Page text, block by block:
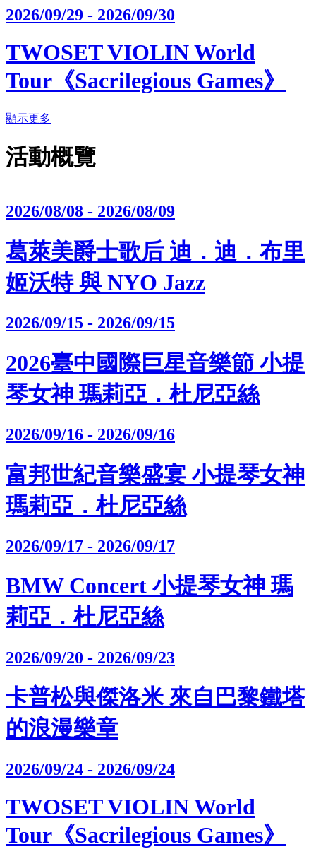
2026/09/29 - 2026/09/30
TWOSET VIOLIN World
Tour《Sacrilegious Games》
顯示更多
活動概覽
2026/08/08 - 2026/08/09
葛萊美爵士歌后 迪．迪．布里
姬沃特 與 NYO Jazz
2026/09/15 - 2026/09/15
2026臺中國際巨星音樂節 小提
琴女神 瑪莉亞．杜尼亞絲
2026/09/16 - 2026/09/16
富邦世紀音樂盛宴 小提琴女神
瑪莉亞．杜尼亞絲
2026/09/17 - 2026/09/17
BMW Concert 小提琴女神 瑪
莉亞．杜尼亞絲
2026/09/20 - 2026/09/23
卡普松與傑洛米 來自巴黎鐵塔
的浪漫樂章
2026/09/24 - 2026/09/24
TWOSET VIOLIN World
Tour《Sacrilegious Games》